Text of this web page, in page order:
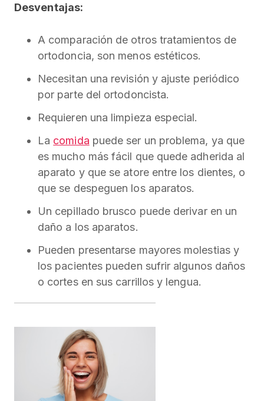
Desventajas:
A comparación de otros tratamientos de
ortodoncia, son menos estéticos.
Necesitan una revisión y ajuste periódico
por parte del ortodoncista.
Requieren una limpieza especial.
La comida puede ser un problema, ya que
es mucho más fácil que quede adherida al
aparato y que se atore entre los dientes, o
que se despeguen los aparatos.
Un cepillado brusco puede derivar en un
daño a los aparatos.
Pueden presentarse mayores molestias y
los pacientes pueden sufrir algunos daños
o cortes en sus carrillos y lengua.